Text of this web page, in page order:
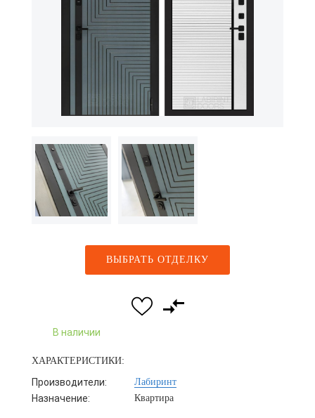
ВЫБРАТЬ ОТДЕЛКУ
В наличии
ХАРАКТЕРИСТИКИ:
Производители: Лабиринт
Назначение: Квартира